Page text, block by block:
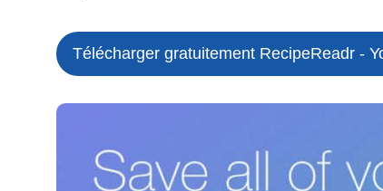
Télécharger gratuitement RecipeReadr -